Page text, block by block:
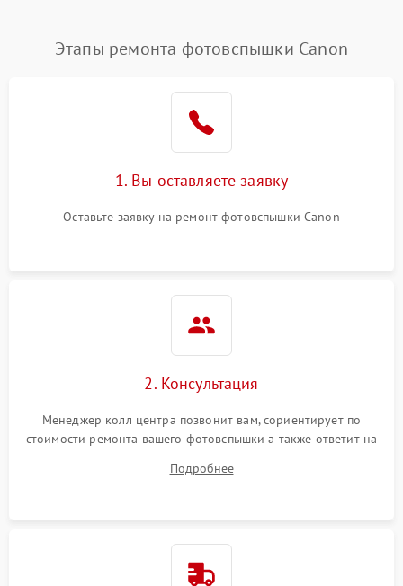
Этапы ремонта фотовспышки Canon
1. Вы оставляете заявку
Оставьте заявку на ремонт фотовспышки Canon
2. Консультация
Менеджер колл центра позвонит вам, сориентирует по
стоимости ремонта вашего фотовспышки а также ответит на
Подробнее